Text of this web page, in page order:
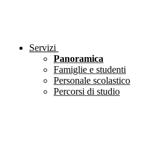
Servizi
Panoramica
Famiglie e studenti
Personale scolastico
Percorsi di studio